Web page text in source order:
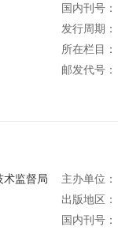
国内刊号：
发行周期：
所在栏目：
邮发代号：
术监督局 主办单位：
出版地区：
国内刊号：